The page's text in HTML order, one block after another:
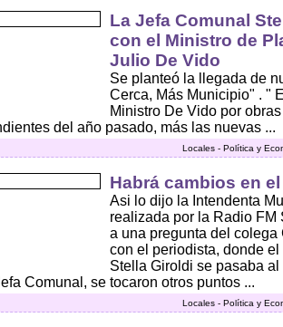
La Jefa Comunal
con el Ministro de
Julio De Vido
Se planteó la llegada de
Cerca, Más Municipio" . "
Ministro De Vido por
del año pasado, más las nuevas ...
Locales - Política y
Habrá cambios en
Asi lo dijo la Intendenta
realizada por la Radio
a una pregunta del
con el periodista, donde
Stella Giroldi se pasaba
Comunal, se tocaron otros puntos ...
Locales - Política y